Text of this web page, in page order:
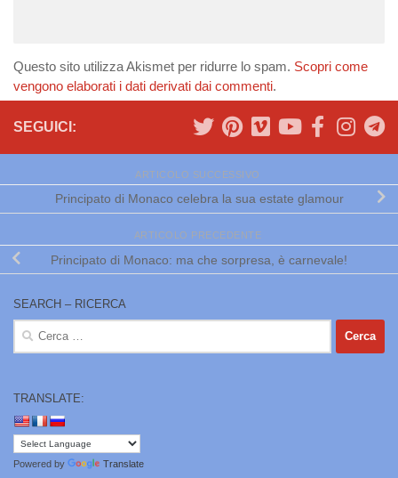
Questo sito utilizza Akismet per ridurre lo spam. Scopri come
vengono elaborati i dati derivati dai commenti.
SEGUICI:
ARTICOLO SUCCESSIVO
Principato di Monaco celebra la sua estate glamour
ARTICOLO PRECEDENTE
Principato di Monaco: ma che sorpresa, è carnevale!
SEARCH – RICERCA
Ricerca
TRANSLATE:
Powered by Translate